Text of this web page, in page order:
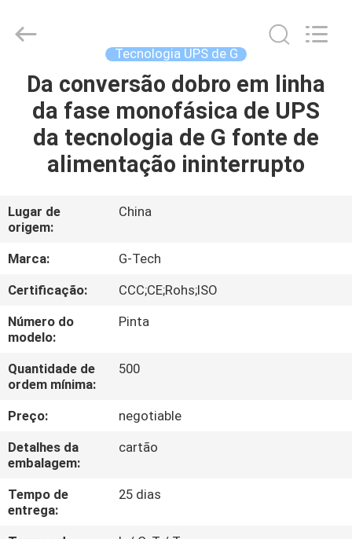
PARA
CASA
PRODUTOS
SOBRE
NÓS
VISITA
À
FÁBRICA
CONTROLE
DE
QUALIDADE
CONTACTE-
NOS
POWER
GROUP.
Reserved.
Tecnologia UPS de G
Da conversão dobro em linha
da fase monofásica de UPS
da tecnologia de G fonte de
alimentação ininterrupto
Lugar de
origem:
China
Marca:
G-Tech
Certificação:
CCC;CE;Rohs;ISO
Número do
modelo:
Pinta
Quantidade de
ordem mínima:
500
Preço:
negotiable
Detalhes da
embalagem:
cartão
Tempo de
entrega:
25 dias